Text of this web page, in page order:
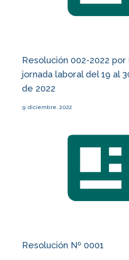
Resolución 002-2022 por
jornada laboral del 19 al
de 2022
9 diciembre, 2022
Resolución Nº 0001